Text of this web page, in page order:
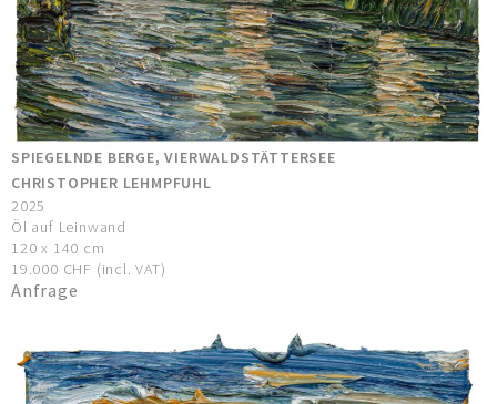
SPIEGELNDE BERGE, VIERWALDSTÄTTERSEE
CHRISTOPHER LEHMPFUHL
2025
Öl auf Leinwand
120 x 140 cm
19.000 CHF (incl. VAT)
Anfrage